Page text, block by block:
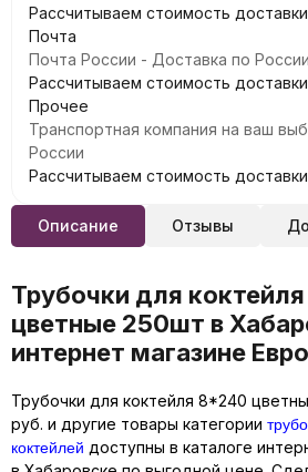
Рассчитываем стоимость
Почта
Почта России - Доставка по России
Рассчитываем стоимость
Прочее
Транспортная компания на ваш
России
Рассчитываем стоимость
Описание Отзывы
Трубочки для
цветные 250шт в
интернет магазине
Трубочки для коктейля 8*240
руб. и другие товары категории
коктейлей доступны в каталоге